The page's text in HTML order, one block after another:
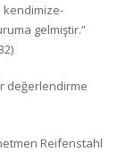
kendimize-
gelmiştir.”
değerlendirme
Reifenstahl